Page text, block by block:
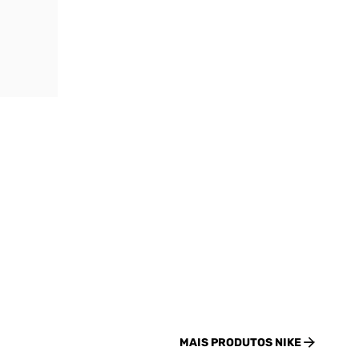
MAIS PRODUTOS NIKE